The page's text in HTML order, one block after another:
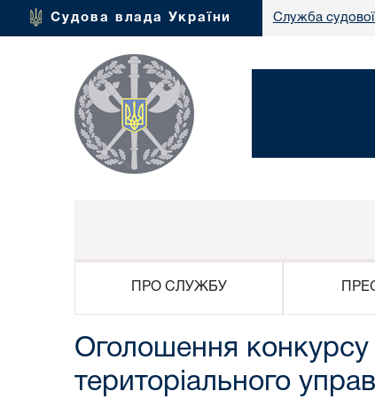
Судова влада України Служба
ПРО СЛУЖБУ
Оголошення конкурсу
територіального